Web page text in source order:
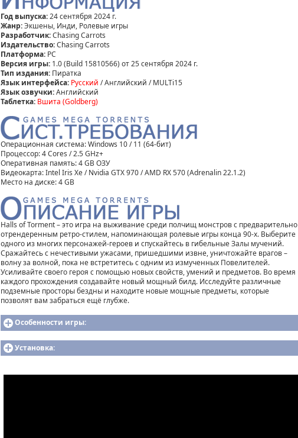
Год выпуска:24 сентября 2024 г.
Жанр:Экшены, Инди, Ролевые игры
Разработчик:Chasing Carrots
Издательство:Chasing Carrots
Платформа: РС
Версия игры: 1.0 (Build 15810566) от 25 сентября 2024 г.
Тип издания: Пиратка
Язык интерфейса: Русский / Английский / MULTi15
Язык озвучки:Английский
Таблетка: Вшита (Goldberg)
Операционная система: Windows 10 / 11 (64-бит)
Процессор: 4 Cores / 2.5 GHz+
Оперативная память: 4 GB ОЗУ
Видеокарта: Intel Iris Xe / Nvidia GTX 970 / AMD RX 570 (Adrenalin 22.1.2)
Место на диске: 4 GB
Halls of Torment – это игра на выживание среди полчищ монстров с предварительно
отрендеренным ретро-стилем, напоминающая ролевые игры конца 90-х. Выберите
одного из многих персонажей-героев и спускайтесь в гибельные Залы мучений.
Сражайтесь с нечестивыми ужасами, пришедшими извне, уничтожайте врагов –
волну за волной, пока не встретитесь с одним из измученных Повелителей.
Усиливайте своего героя с помощью новых свойств, умений и предметов. Во время
каждого прохождения создавайте новый мощный билд. Исследуйте различные
подземные просторы бездны и находите новые мощные предметы, которые
позволят вам забраться ещё глубже.
Особенности игры:
Установка: